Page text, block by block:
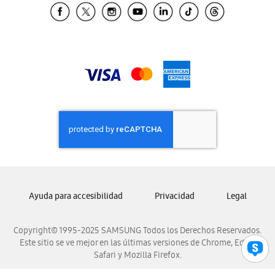
Samsung El Salvador
Samsung Nicaragua
Samsung Panamá
Samsung República Dominicana
Samsung Venezuela
Copyright© 1995-2025 SAMSUNG Todos los Derechos Reservados.
Este sitio se ve mejor en las últimas versiones de Chrome, Edge,
Safari y Mozilla Firefox.
Ayuda para accesibilidad Privacidad Legal